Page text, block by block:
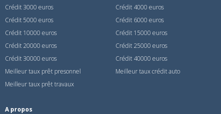
Crédit 3000 euros
Crédit 4000 euros
Crédit 5000 euros
Crédit 6000 euros
Crédit 10000 euros
Crédit 15000 euros
Crédit 20000 euros
Crédit 25000 euros
Crédit 30000 euros
Crédit 40000 euros
Meilleur taux prêt presonnel
Meilleur taux crédit auto
Meilleur taux prêt travaux
A propos